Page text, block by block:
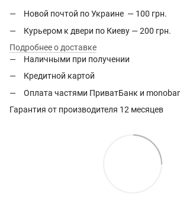
Новой почтой по Украине — 100 грн.
Курьером к двери по Киеву — 200 грн.
Подробнее о доставке
Наличными при получении
Кредитной картой
Оплата частями ПриватБанк и
Гарантия от производителя 12 месяцев